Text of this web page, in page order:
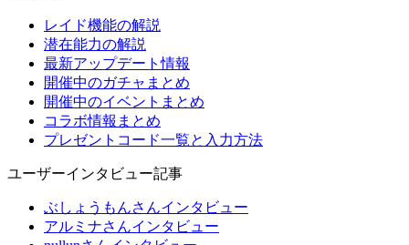
レイド機能の解説
潜在能力の解説
最新アップデート情報
開催中のガチャまとめ
開催中のイベントまとめ
コラボ情報まとめ
プレゼントコード一覧と入力方法
ユーザーインタビュー記事
ぶしょうもんさんインタビュー
アルミナさんインタビュー